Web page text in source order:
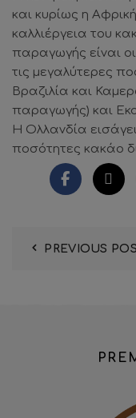
και κυρίως η
καλλιέργεια του
παραγωγής είναι
τις μεγαλύτερες
Βραζιλία και
παραγωγής) και
Η Ολλανδία
ποσότητες κακάο
PREVIOUS